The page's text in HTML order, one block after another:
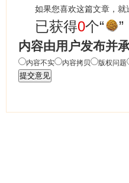
如果您喜欢这篇文章，就
已获得0个“ ”
内容由用户发布并
内容不实 内容拷贝 版权问题